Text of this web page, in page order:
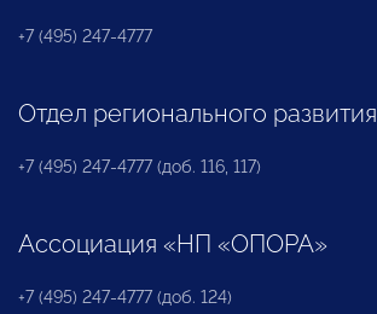
+7 (495) 247-4777
Отдел регионального развития
+7 (495) 247-4777 (доб. 116, 117)
Ассоциация «НП «ОПОРА»
+7 (495) 247-4777 (доб. 124)